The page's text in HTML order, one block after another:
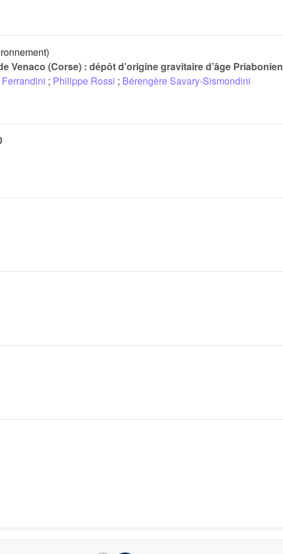
Venaco (Corse) : dépôt d’origine gravitaire d’âge Priabonien
; Philippe Rossi ; Bérengère Savary-Sismondini